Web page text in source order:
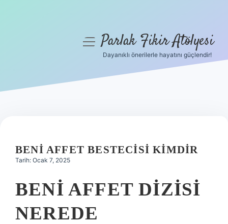
Hakkımızda
menüyüParlak Fikir Atölyesi
Dayanıklı önerilerle hayatını güçlendir!
BENI AFFET BESTECISI KIMDIR
Tarih: Ocak 7, 2025
BENI AFFET DIZISI
NEREDE